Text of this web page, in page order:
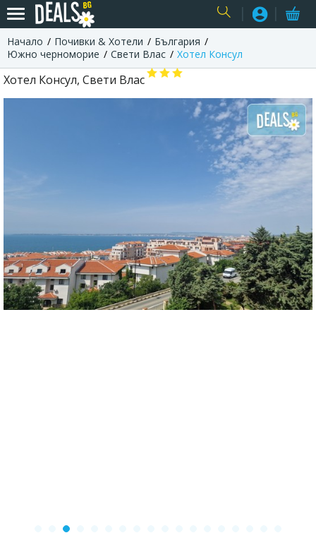
Начало Почивки & Хотели
България
Южно черноморие
Свети Влас Хотел Консул
Хотел Консул, Свети Влас